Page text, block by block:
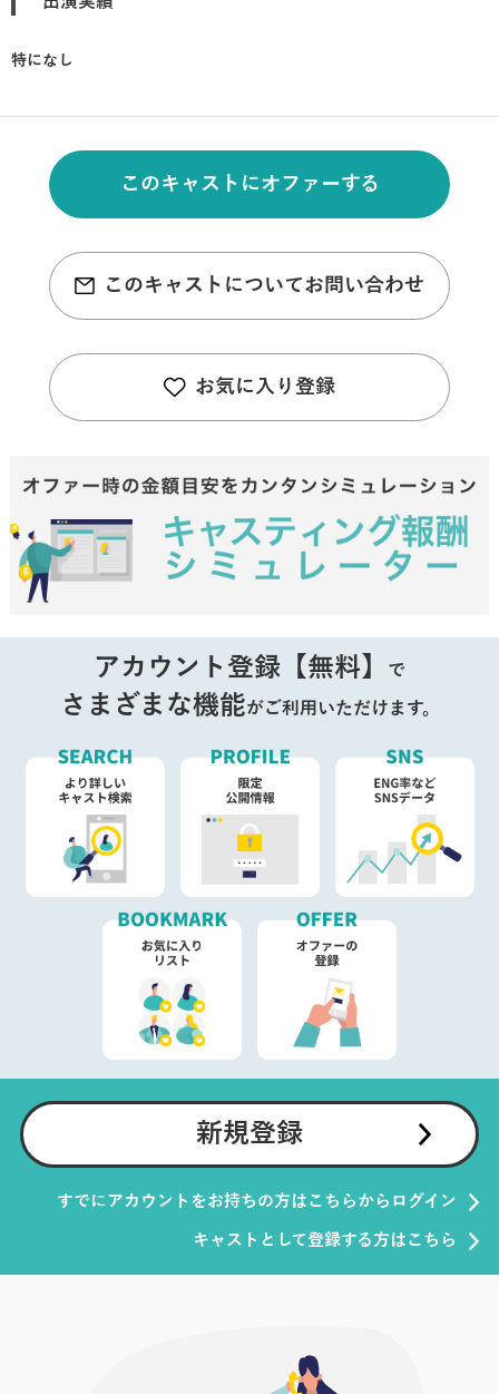
特になし
このキャストにオファーする
このキャストについてお問い合わせ
お気に入り登録
アカウント登録【無料】 で
さまざまな機能がご利用いただけます。
新規登録
すでにアカウントをお持ちの方はこちらからログイン
キャストとして登録する方はこちら